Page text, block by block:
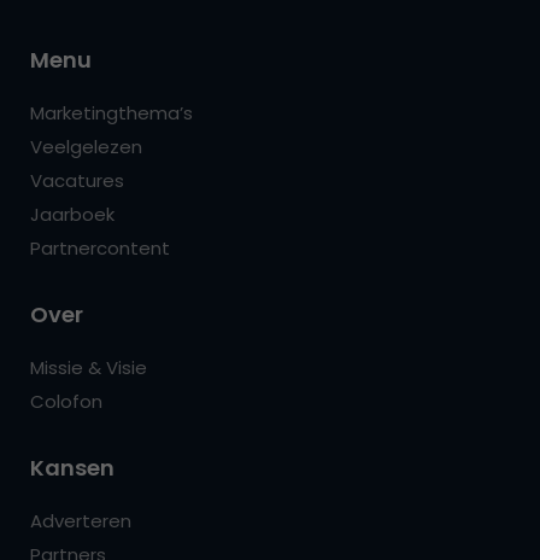
Menu
Marketingthema’s
Veelgelezen
Vacatures
Jaarboek
Partnercontent
Over
Missie & Visie
Colofon
Kansen
Adverteren